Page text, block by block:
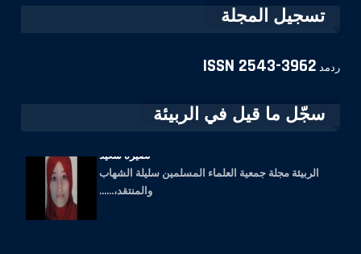
تسجيل المجلة
ردمد ISSN 2543-3962
سجّل ما قيل في الربيئة
الربيئة مجلة جمعية العلماء المسلمين سليلة الشهاب
والمنتقد،......